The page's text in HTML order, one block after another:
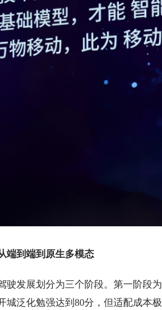
端到端到原生多模态
发展划分为三个阶段。第一阶段为
城泛化勉强达到80分，但适配成本